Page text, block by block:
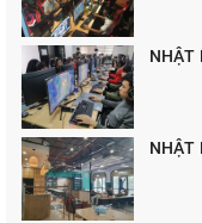
NHẬT
NHẬT